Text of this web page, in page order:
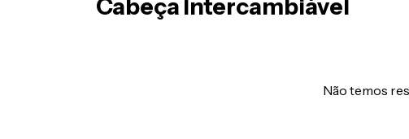
Cabeça Intercambiável
Não temos